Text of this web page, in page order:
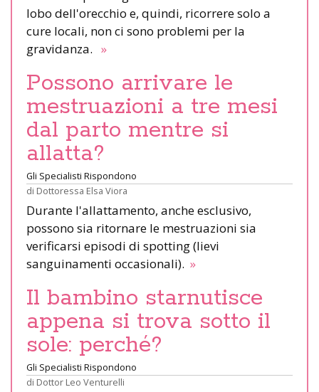
lobo dell'orecchio e, quindi, ricorrere solo a
cure locali, non ci sono problemi per la
gravidanza. »
Possono arrivare le
mestruazioni a tre mesi
dal parto mentre si
allatta?
Gli Specialisti Rispondono
di Dottoressa Elsa Viora
Durante l'allattamento, anche esclusivo,
possono sia ritornare le mestruazioni sia
verificarsi episodi di spotting (lievi
sanguinamenti occasionali). »
Il bambino starnutisce
appena si trova sotto il
sole: perché?
Gli Specialisti Rispondono
di Dottor Leo Venturelli